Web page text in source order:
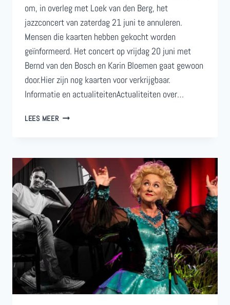
om, in overleg met Loek van den Berg, het
jazzconcert van zaterdag 21 juni te annuleren.
Mensen die kaarten hebben gekocht worden
geïnformeerd. Het concert op vrijdag 20 juni met
Bernd van den Bosch en Karin Bloemen gaat gewoon
door.Hier zijn nog kaarten voor verkrijgbaar.
Informatie en actualiteitenActualiteiten over…
LEES MEERGEANNULEERD:
QUINTET